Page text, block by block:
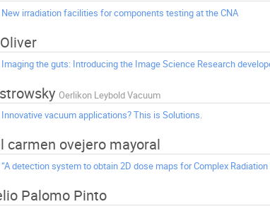
New irradiation facilities for components testing at the CNA
Imaging the guts: Introducing the Image Science Research
Oerlikon Leybold Vacuum
Innovative vacuum applications? This is Solutions.
carmen ovejero mayoral
“A detection system to obtain 2D dose maps for Complex
Palomo Pinto